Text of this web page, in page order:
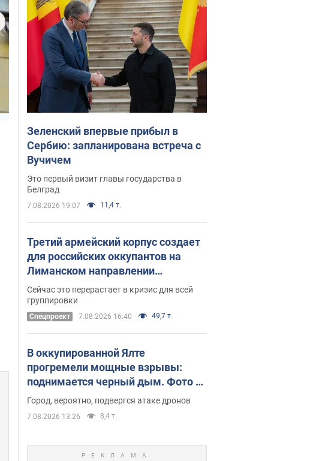
Зеленский впервые прибыл в
Сербию: запланирована встреча с
Вучичем
Это первый визит главы государства в
Белград
7.08.2026 19:07 11,4 т.
Третий армейский корпус создает
для российских оккупантов на
Лиманском направлении
критический дискомфорт: как это
удалось
Сейчас это перерастает в кризис для всей
группировки
Спецпроект 7.08.2026 16:40 49,7 т.
В оккупированной Ялте
прогремели мощные взрывы:
поднимается черный дым. Фото и
видео
Город, вероятно, подвергся атаке дронов
7.08.2026 13:26 8,4 т.